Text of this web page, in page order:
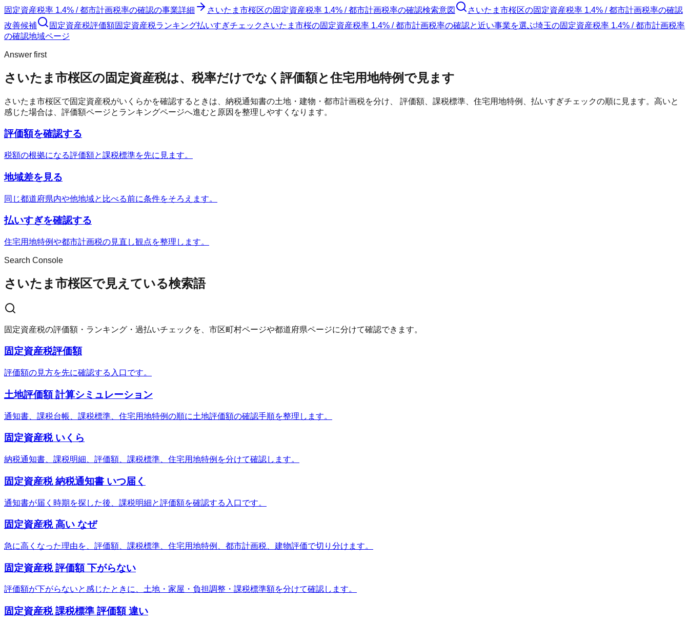
固定資産税率 1.4% / 都市計画税率の確認の事業詳細 さいたま市桜区の固定資産税率 1.4% / 都市計画税率の確認検索意図 さいたま市桜区の固定資産税率 1.4% / 都市計画税率の確認
改善候補
固定資産税評価額固定資産税ランキング払いすぎチェック さいたま市桜の固定資産税率 1.4% / 都市計画税率の確認と近い事業を選ぶ埼玉の固定資産税率 1.4% / 都市計画税率
の確認地域ページ
Answer first
さいたま市桜区の固定資産税は、税率だけでなく評価額と住宅用地特例で見ます
さいたま市桜区で固定資産税がいくらかを確認するときは、納税通知書の土地・建物・都市計画税を分け、 評価額、課税標準、住宅用地特例、払いすぎチェックの順に見ます。高いと
感じた場合は、評価額ページとランキングページへ進むと原因を整理しやすくなります。
評価額を確認する
税額の根拠になる評価額と課税標準を先に見ます。
地域差を見る
同じ都道府県内や他地域と比べる前に条件をそろえます。
払いすぎを確認する
住宅用地特例や都市計画税の見直し観点を整理します。
Search Console
さいたま市桜区で見えている検索語
固定資産税の評価額・ランキング・過払いチェックを、市区町村ページや都道府県ページに分けて確認できます。
固定資産税評価額
評価額の見方を先に確認する入口です。
土地評価額 計算シミュレーション
通知書、課税台帳、課税標準、住宅用地特例の順に土地評価額の確認手順を整理します。
固定資産税 いくら
納税通知書、課税明細、評価額、課税標準、住宅用地特例を分けて確認します。
固定資産税 納税通知書 いつ届く
通知書が届く時期を探した後、課税明細と評価額を確認する入口です。
固定資産税 高い なぜ
急に高くなった理由を、評価額、課税標準、住宅用地特例、都市計画税、建物評価で切り分けます。
固定資産税 評価額 下がらない
評価額が下がらないと感じたときに、土地・家屋・負担調整・課税標準額を分けて確認します。
固定資産税 課税標準 評価額 違い